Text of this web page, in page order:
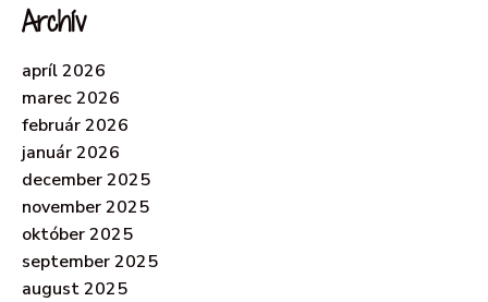
Archív
apríl 2026
marec 2026
február 2026
január 2026
december 2025
november 2025
október 2025
september 2025
august 2025